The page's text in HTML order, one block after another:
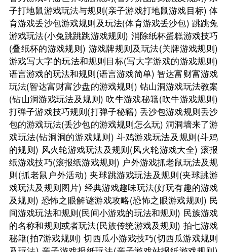
子打地鼠游戏玩法与规则(亲子游戏打地鼠游戏目标) 体
育游戏丢沙包游戏规则及玩法(体育游戏丢沙包) 跳跳兔
游戏玩法(小兔跳跳跳游戏规则) 消除纸杯蛋糕游戏技巧
(叠纸杯的游戏规则) 游戏牌规则及玩法(关牌游戏规则)
游戏写大字的玩法和规则目标(写大字游戏的游戏规则)
语言游戏的玩法和规则(语言游戏简单) 智达富财富游戏
玩法(智达富财富沙盘的游戏规则) 钻山洞游戏玩法教案
(钻山洞游戏玩法及规则) 吹牛游戏秘籍(吹牛游戏规则)
打弹子游戏技巧规则(打弹子秘籍) 丢沙包游戏规则丢沙
包的游戏玩法(丢沙包的游戏规则怎么玩) 洞洞墙来了游
戏玩法(钻洞洞的游戏规则) 斗鸡游戏玩法及规则(斗鸡
的规则) 风火轮游戏玩法及规则(风火轮游戏大全) 滚报
纸游戏技巧(滚报纸游戏规则) 户外游戏抓老鼠玩法及规
则(抓老鼠户外活动) 夹球跳游戏玩法及规则(夹球跳游
戏玩法及规则图片) 经典游戏趣味玩法(好玩有趣的游戏
及规则) 恐怖之眼解谜游戏攻略(恐怖之眼游戏规则) 民
间游戏玩法和规则(民间小游戏的玩法和规则) 民族游戏
的名称和规则或者玩法(民族传统游戏及规则) 拍七游戏
秘籍(拍7游戏规则) 切西瓜小游戏技巧(切西瓜游戏规则